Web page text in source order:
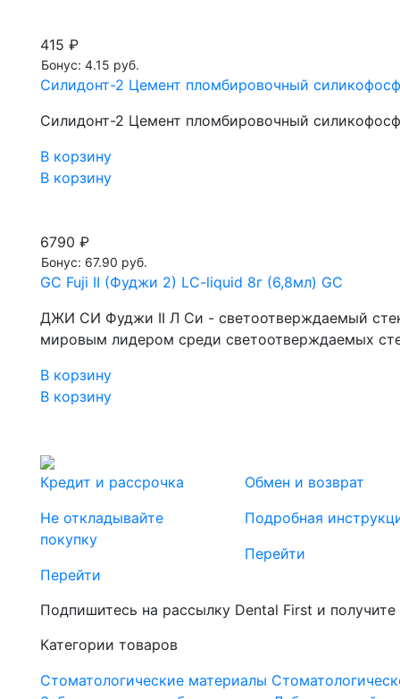
415 ₽
Бонус: 4.15 руб.
Силидонт-2 Цемент пломбировочный
Силидонт-2 Цемент пломбировочный
В корзину
В корзину
6790 ₽
Бонус: 67.90 руб.
GC Fuji II (Фуджи 2) LC-liquid 8г (6,8мл) GC
ДЖИ СИ Фуджи II Л Си - светоотверждаемый
мировым лидером среди светоотверждаемых
В корзину
В корзину
Кредит и рассрочка
Не откладывайте
покупку
Перейти
Обмен и возврат
Подробная
Перейти
Подпишитесь на рассылку Dental First и
Категории товаров
Стоматологические материалы